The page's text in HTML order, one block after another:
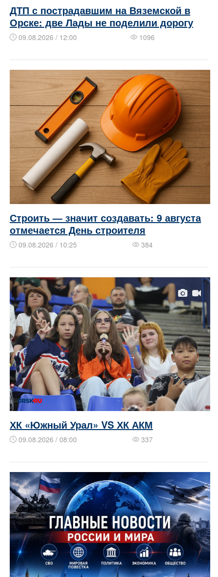
ДТП с пострадавшим на Вяземской в
Орске: две Лады не поделили дорогу
09.08.2026 / 12:00 1096
Строить — значит создавать: 9 августа
отмечается День строителя
09.08.2026 / 10:25 384
ХК «Южный Урал» VS ХК АКМ
09.08.2026 / 08:00 337